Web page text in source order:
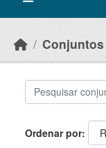
Ordenar por